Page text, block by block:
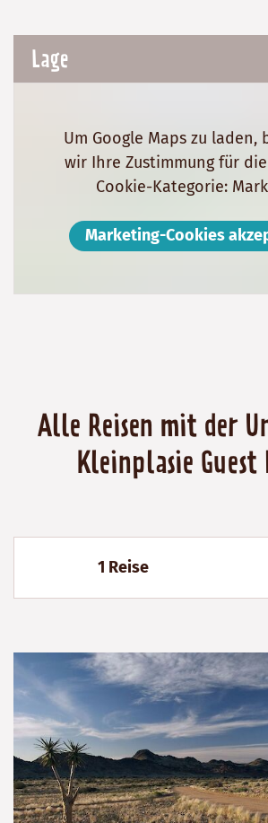
Lage
Um Google Maps zu laden,
wir Ihre Zustimmung für
Cookie-Kategorie:
Marketing-Cookies
Alle Reisen mit der
Kleinplasie Guest
1 Reise